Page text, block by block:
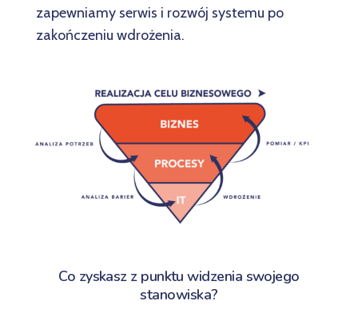
zapewniamy serwis i rozwój systemu po
zakończeniu wdrożenia.
Co zyskasz z punktu widzenia swojego
stanowiska?